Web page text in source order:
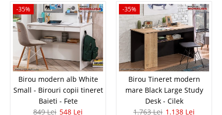
-35%
-35%
Birou modern alb White
Small - Birouri copii tineret
Baieti - Fete
849 Lei 548 Lei
-35%
Birou Tineret modern
mare Black Large Study
Desk - Cilek
1.763 Lei 1.138 Lei